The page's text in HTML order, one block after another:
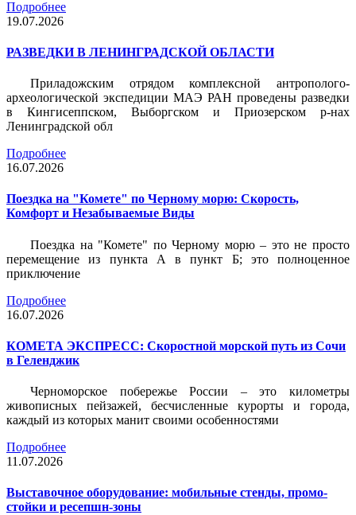
Подробнее
19.07.2026
РАЗВЕДКИ В ЛЕНИНГРАДСКОЙ ОБЛАСТИ
Приладожским отрядом комплексной антрополого-
археологической экспедиции МАЭ РАН проведены разведки
в Кингисеппском, Выборгском и Приозерском р-нах
Ленинградской обл
Подробнее
16.07.2026
Поездка на "Комете" по Черному морю: Скорость,
Комфорт и Незабываемые Виды
Поездка на "Комете" по Черному морю – это не просто
перемещение из пункта А в пункт Б; это полноценное
приключение
Подробнее
16.07.2026
КОМЕТА ЭКСПРЕСС: Скоростной морской путь из Сочи
в Геленджик
Черноморское побережье России – это километры
живописных пейзажей, бесчисленные курорты и города,
каждый из которых манит своими особенностями
Подробнее
11.07.2026
Выставочное оборудование: мобильные стенды, промо-
стойки и ресепшн-зоны